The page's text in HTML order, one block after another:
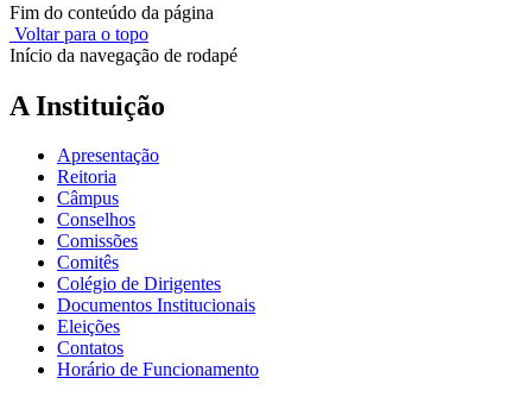
Fim do conteúdo da página
Voltar para o topo
Início da navegação de rodapé
A Instituição
Apresentação
Reitoria
Câmpus
Conselhos
Comissões
Comitês
Colégio de Dirigentes
Documentos Institucionais
Eleições
Contatos
Horário de Funcionamento